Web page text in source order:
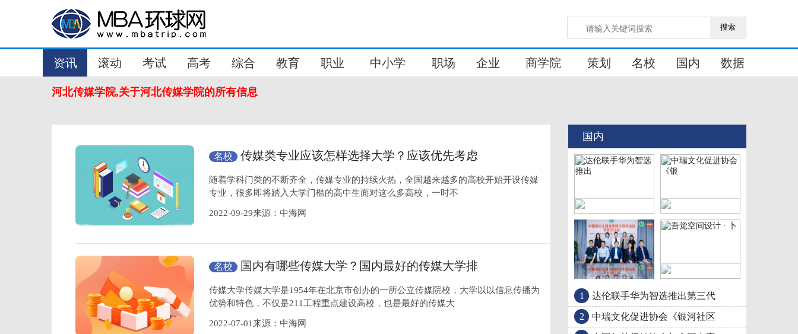
搜索
资讯 滚动 考试 高考 综合 教育 职业 中小学 职场 企业 商学院 策划 名校 国内 数据
河北传媒学院,关于河北传媒学院的所有信息
名校
传媒类专业应该怎样选择大学？应该优先考虑
学校专业还是学校名气？
随着学科门类的不断齐全，传媒专业的持续火热，全国越来越多的高校开始开设传媒
专业，很多即将踏入大学门槛的高中生面对这么多高校，一时不
2022-09-29来源：中海网
名校
国内有哪些传媒大学？国内最好的传媒大学排
行榜
传媒大学传媒大学是1954年在北京市创办的一所公立传媒院校，大学以以信息传播为
优势和特色，不仅是211工程重点建设高校，也是最好的传媒大
2022-07-01来源：中海网
国内
达伦联手华为智选推出
中国妇幼保健协会与全
吾觉空间设计 · 卜
1 达伦联手华为智选推出第三代
2 中瑞文化促进协会《银河社区